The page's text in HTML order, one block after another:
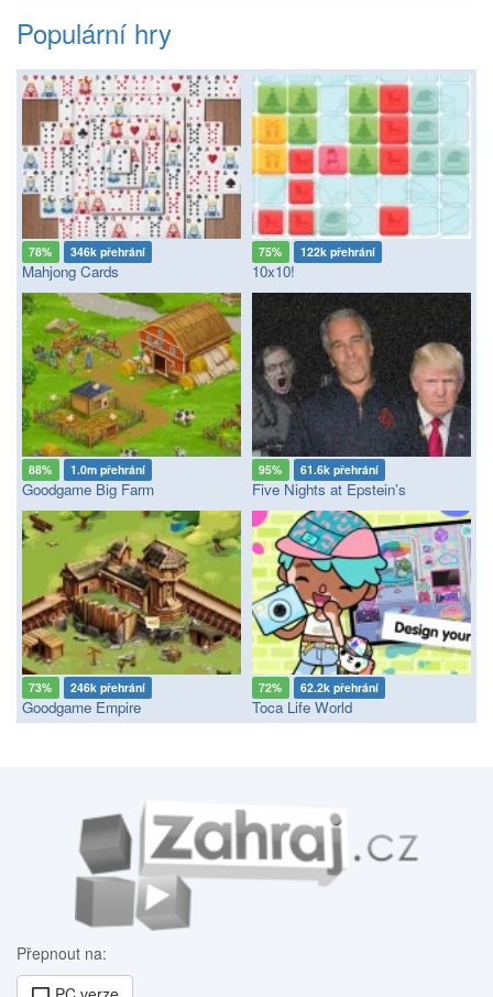
Populární hry
78% 346k přehrání
Mahjong Cards
75% 122k přehrání
10x10!
88% 1.0m přehrání
Goodgame Big Farm
95% 61.6k přehrání
Five Nights at Epstein’s
73% 246k přehrání
Goodgame Empire
72% 62.2k přehrání
Toca Life World
Přepnout na: